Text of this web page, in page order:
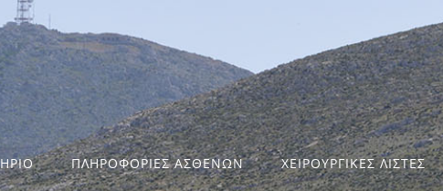
ΠΛΗΡΟΦΟΡΙΕΣ ΑΣΘΕΝΩΝ ΧΕΙΡΟΥΡΓΙΚΕΣ ΛΙΣΤΕΣ